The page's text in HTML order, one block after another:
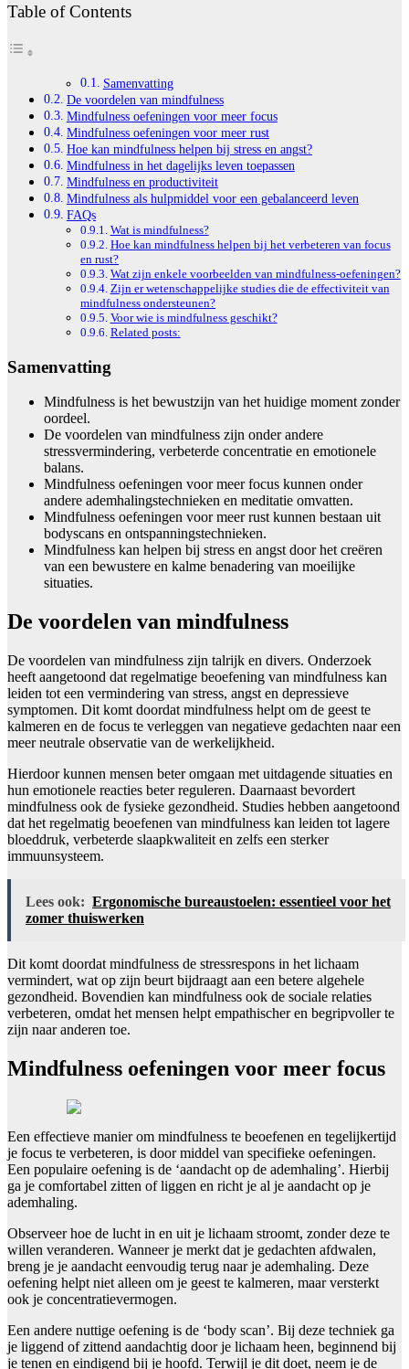
Table of Contents
Samenvatting
De voordelen van mindfulness
Mindfulness oefeningen voor meer focus
Mindfulness oefeningen voor meer rust
Hoe kan mindfulness helpen bij stress en angst?
Mindfulness in het dagelijks leven toepassen
Mindfulness en productiviteit
Mindfulness als hulpmiddel voor een gebalanceerd leven
FAQs
Wat is mindfulness?
Hoe kan mindfulness helpen bij het verbeteren van focus
en rust?
Wat zijn enkele voorbeelden van mindfulness-oefeningen?
Zijn er wetenschappelijke studies die de effectiviteit van
mindfulness ondersteunen?
Voor wie is mindfulness geschikt?
Related posts:
Samenvatting
Mindfulness is het bewustzijn van het huidige moment zonder
oordeel.
De voordelen van mindfulness zijn onder andere
stressvermindering, verbeterde concentratie en emotionele
balans.
Mindfulness oefeningen voor meer focus kunnen onder
andere ademhalingstechnieken en meditatie omvatten.
Mindfulness oefeningen voor meer rust kunnen bestaan uit
bodyscans en ontspanningstechnieken.
Mindfulness kan helpen bij stress en angst door het creëren
van een bewustere en kalme benadering van moeilijke
situaties.
De voordelen van mindfulness
De voordelen van mindfulness zijn talrijk en divers. Onderzoek
heeft aangetoond dat regelmatige beoefening van mindfulness kan
leiden tot een vermindering van stress, angst en depressieve
symptomen. Dit komt doordat mindfulness helpt om de geest te
kalmeren en de focus te verleggen van negatieve gedachten naar een
meer neutrale observatie van de werkelijkheid.
Hierdoor kunnen mensen beter omgaan met uitdagende situaties en
hun emotionele reacties beter reguleren. Daarnaast bevordert
mindfulness ook de fysieke gezondheid. Studies hebben aangetoond
dat het regelmatig beoefenen van mindfulness kan leiden tot lagere
bloeddruk, verbeterde slaapkwaliteit en zelfs een sterker
immuunsysteem.
Lees ook: Ergonomische bureaustoelen: essentieel voor het
zomer thuiswerken
Dit komt doordat mindfulness de stressrespons in het lichaam
vermindert, wat op zijn beurt bijdraagt aan een betere algehele
gezondheid. Bovendien kan mindfulness ook de sociale relaties
verbeteren, omdat het mensen helpt empathischer en begripvoller te
zijn naar anderen toe.
Mindfulness oefeningen voor meer focus
Een effectieve manier om mindfulness te beoefenen en tegelijkertijd
je focus te verbeteren, is door middel van specifieke oefeningen.
Een populaire oefening is de ‘aandacht op de ademhaling’. Hierbij
ga je comfortabel zitten of liggen en richt je al je aandacht op je
ademhaling.
Observeer hoe de lucht in en uit je lichaam stroomt, zonder deze te
willen veranderen. Wanneer je merkt dat je gedachten afdwalen,
breng je je aandacht eenvoudig terug naar je ademhaling. Deze
oefening helpt niet alleen om je geest te kalmeren, maar versterkt
ook je concentratievermogen.
Een andere nuttige oefening is de ‘body scan’. Bij deze techniek ga
je liggend of zittend aandachtig door je lichaam heen, beginnend bij
je tenen en eindigend bij je hoofd. Terwijl je dit doet, neem je de